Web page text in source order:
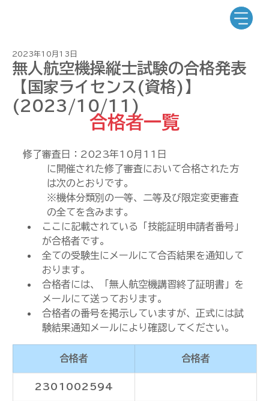
無人航空機操縦士試験の合格発表
【国家ライセンス(資格)】
(2023/10/11)
2023年10月13日
合格者一覧
修了審査日：2023年10月11日
に開催された修了審査において合格された方
は次のとおりです。
※機体分類別の一等、二等及び限定変更審査
の全てを含みます。
ここに記載されている「技能証明申請者番号」
が合格者です。
全ての受験生にメールにて合否結果を通知して
おります。
合格者には、「無人航空機講習終了証明書」を
メールにて送っております。
合格者の番号を掲示していますが、正式には試
験結果通知メールにより確認してください。
合格者 合格者
2301002594